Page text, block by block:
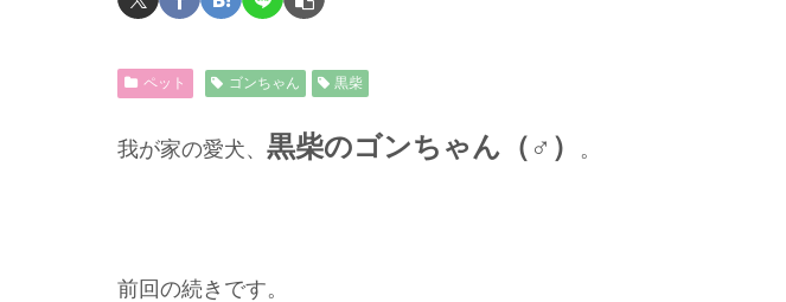
ペット ゴンちゃん 黒柴
我が家の愛犬、 黒柴のゴンちゃん（♂） 。
前回の続きです。